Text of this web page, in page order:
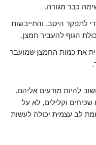
כבר מגורה.
לתפקד היטב, והתייבשות
הגוף להעביר חמצן.
את כמות החמצן שמועבר
להיות מודעים אליהם.
וקלילים, לא על
לב עצמית יכולה לעשות